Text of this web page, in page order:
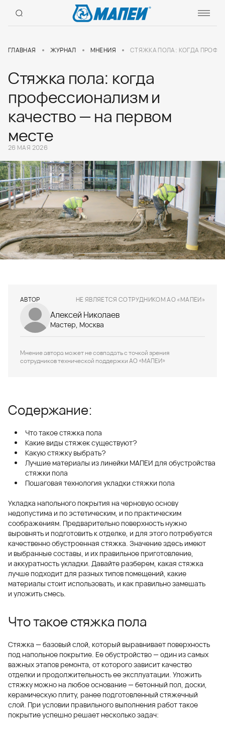
ГЛАВНАЯ ЖУРНАЛ МНЕНИЯ СТЯЖКА ПОЛА: КОГДА
Стяжка пола: когда
профессионализм и
качество — на первом
месте
26 МАЯ 2026
АВТОР НЕ ЯВЛЯЕТСЯ СОТРУДНИКОМ АО «МАПЕИ»
Алексей Николаев
Мастер, Москва
Мнение автора может не совпадать с точкой зрения
сотрудников технической поддержки АО «МАПЕИ»
Содержание:
Что такое стяжка пола
Какие виды стяжек существуют?
Какую стяжку выбрать?
Лучшие материалы из линейки МАПЕИ для обустройства
стяжки пола
Пошаговая технология укладки стяжки пола
Укладка напольного покрытия на черновую основу
недопустима и по эстетическим, и по практическим
соображениям. Предварительно поверхность нужно
выровнять и подготовить к отделке, и для этого потребуется
качественно обустроенная стяжка. Значение здесь имеют
и выбранные составы, и их правильное приготовление,
и аккуратность укладки. Давайте разберем, какая стяжка
лучше подходит для разных типов помещений, какие
материалы стоит использовать, и как правильно замешать
и уложить смесь.
Что такое стяжка пола
Стяжка — базовый слой, который выравнивает поверхность
под напольное покрытие. Ее обустройство — один из самых
важных этапов ремонта, от которого зависит качество
отделки и продолжительность ее эксплуатации. Уложить
стяжку можно на любое основание — бетонный пол, доски,
керамическую плиту, ранее подготовленный стяжечный
слой. При условии правильного выполнения работ такое
покрытие успешно решает несколько задач: